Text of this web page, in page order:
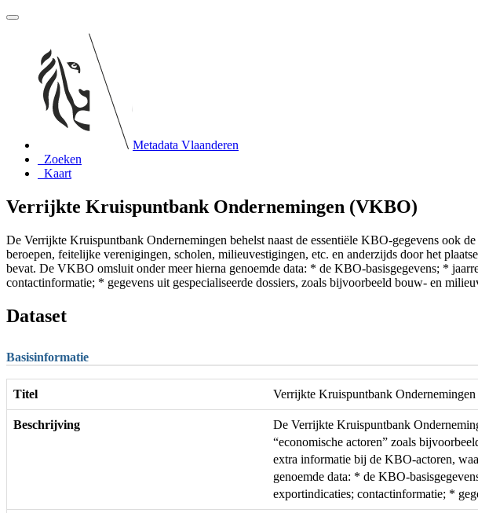
Metadata Vlaanderen
Zoeken
Kaart
Verrijkte Kruispuntbank Ondernemingen (VKBO)
De Verrijkte Kruispuntbank Ondernemingen behelst naast de essentiële KBO-gegevens ook
beroepen, feitelijke verenigingen, scholen, milieuvestigingen, etc. en anderzijds door het
bevat. De VKBO omsluit onder meer hierna genoemde data: * de KBO-basisgegevens; *
contactinformatie; * gegevens uit gespecialiseerde dossiers, zoals bijvoorbeeld bouw- en
Dataset
Basisinformatie
Titel Verrijkte Kruispuntbank
Beschrijving
De Verrijkte Kruispuntbank
“economische actoren” zoals
extra informatie bij de KBO-actoren,
genoemde data: * de KBO-
exportindicaties; contactinformatie; *